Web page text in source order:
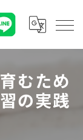
むため
の実践